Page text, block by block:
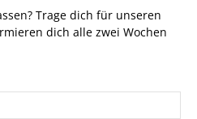
Trage dich für unseren
dich alle zwei Wochen